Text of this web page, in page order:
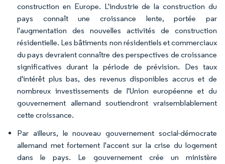
construction en Europe. L'industrie de la construction du
pays connaît une croissance lente, portée par
l'augmentation des nouvelles activités de construction
résidentielle. Les bâtiments non résidentiels et commerciaux
du pays devraient connaître des perspectives de croissance
significatives durant la période de prévision. Des taux
d'intérêt plus bas, des revenus disponibles accrus et de
nombreux investissements de l'Union européenne et du
gouvernement allemand soutiendront vraisemblablement
cette croissance.
Par ailleurs, le nouveau gouvernement social-démocrate
allemand met fortement l'accent sur la crise du logement
dans le pays. Le gouvernement crée un ministère